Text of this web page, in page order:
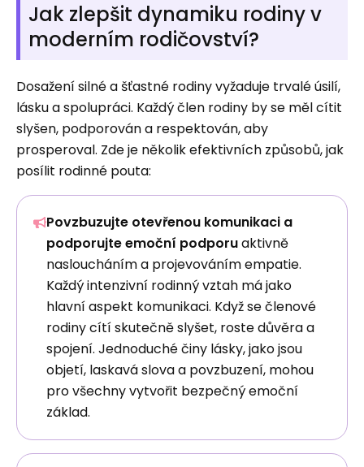
Jak zlepšit dynamiku rodiny v
moderním rodičovství?
Dosažení silné a šťastné rodiny vyžaduje trvalé úsilí,
lásku a spolupráci. Každý člen rodiny by se měl cítit
slyšen, podporován a respektován, aby
prosperoval. Zde je několik efektivních způsobů, jak
posílit rodinné pouta:
Povzbuzujte otevřenou komunikaci a
podporujte emoční podporuaktivně
nasloucháním a projevováním empatie.
Každý intenzivní rodinný vztah má jako
hlavní aspekt komunikaci. Když se členové
rodiny cítí skutečně slyšet, roste důvěra a
spojení. Jednoduché činy lásky, jako jsou
objetí, laskavá slova a povzbuzení, mohou
pro všechny vytvořit bezpečný emoční
základ.